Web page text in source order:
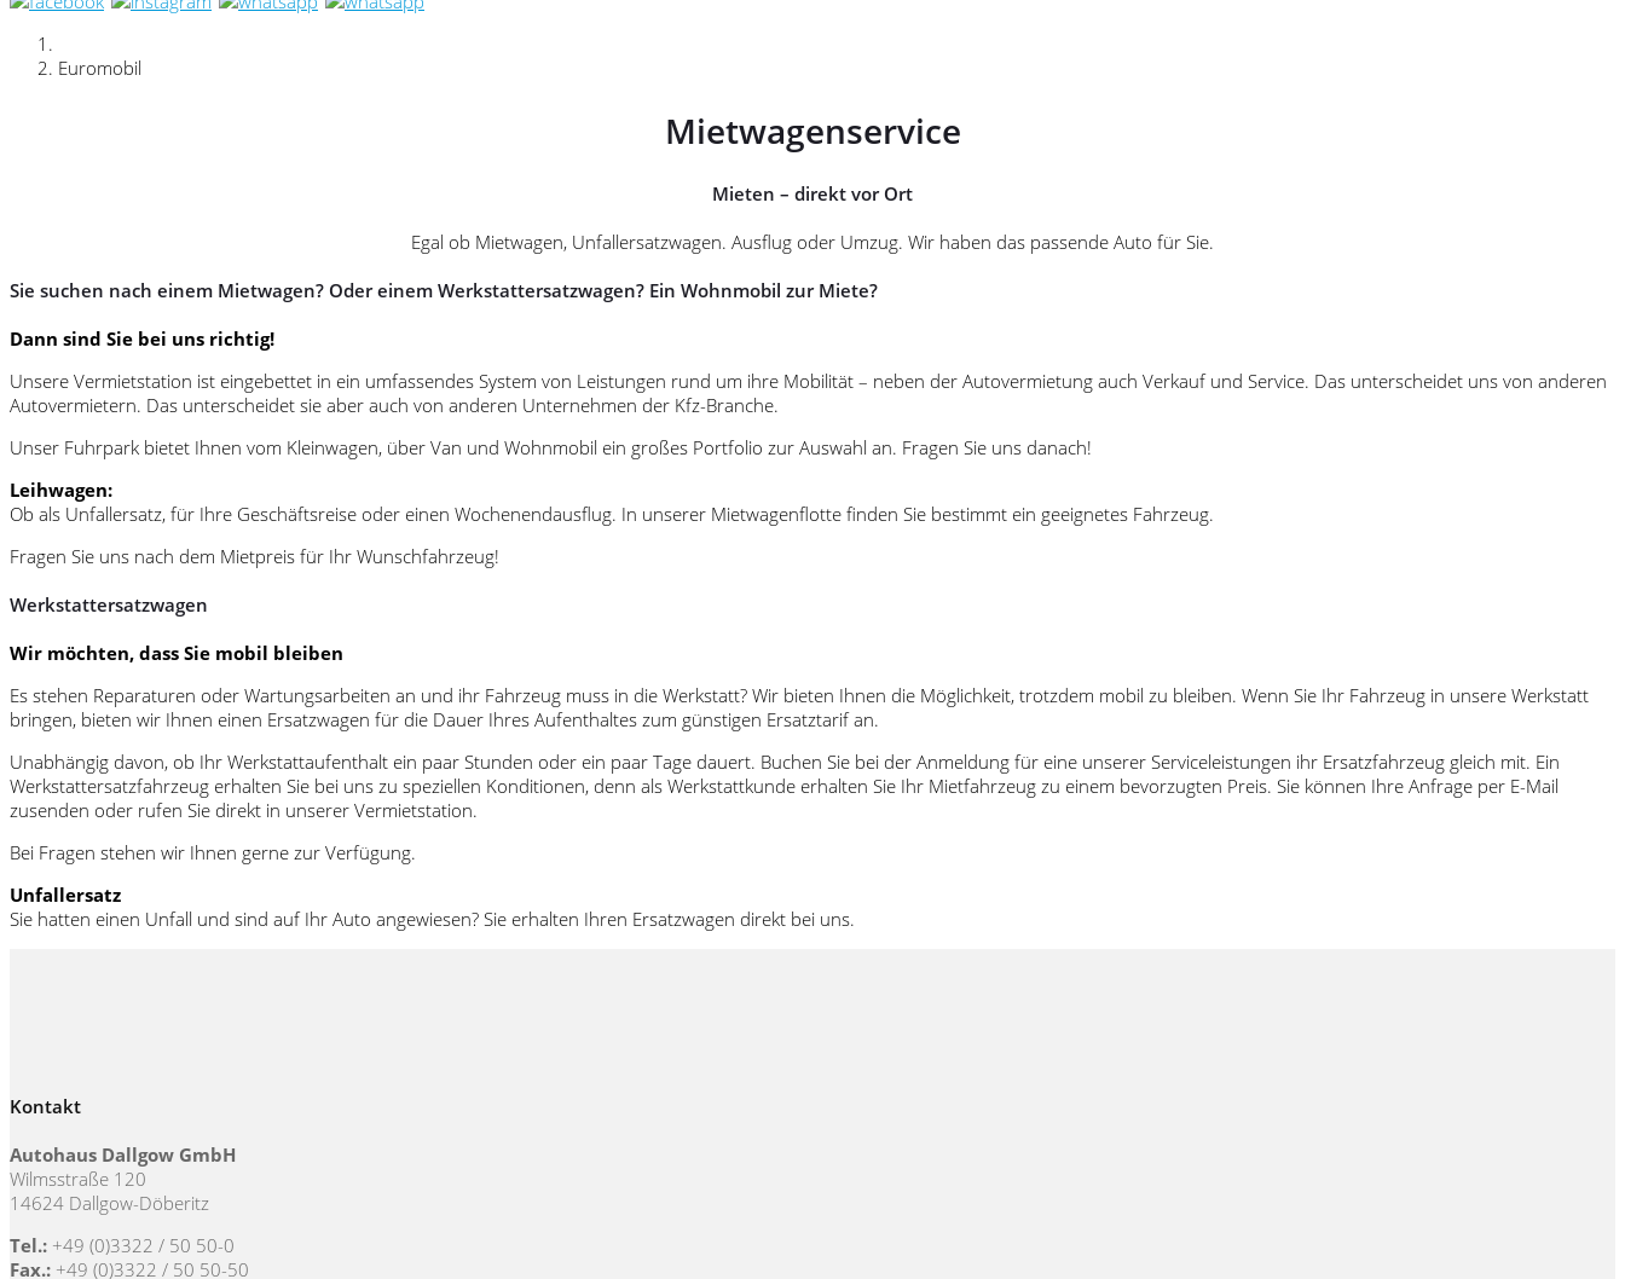
Euromobil
Mietwagenservice
Mieten – direkt vor Ort
Egal ob Mietwagen, Unfallersatzwagen. Ausflug oder Umzug. Wir haben das passende Auto für Sie.
Sie suchen nach einem Mietwagen? Oder einem Werkstattersatzwagen? Ein Wohnmobil zur Miete?
Dann sind Sie bei uns richtig!
Unsere Vermietstation ist eingebettet in ein umfassendes System von Leistungen rund um ihre Mobilität – neben der Autovermietung auch Verkauf und Service. Das unterscheidet uns von anderen
Autovermietern. Das unterscheidet sie aber auch von anderen Unternehmen der Kfz-Branche.
Unser Fuhrpark bietet Ihnen vom Kleinwagen, über Van und Wohnmobil ein großes Portfolio zur Auswahl an. Fragen Sie uns danach!
Leihwagen:
Ob als Unfallersatz, für Ihre Geschäftsreise oder einen Wochenendausflug. In unserer Mietwagenflotte finden Sie bestimmt ein geeignetes Fahrzeug.
Fragen Sie uns nach dem Mietpreis für Ihr Wunschfahrzeug!
Werkstattersatzwagen
Wir möchten, dass Sie mobil bleiben
Es stehen Reparaturen oder Wartungsarbeiten an und ihr Fahrzeug muss in die Werkstatt? Wir bieten Ihnen die Möglichkeit, trotzdem mobil zu bleiben. Wenn Sie Ihr Fahrzeug in unsere Werkstatt
bringen, bieten wir Ihnen einen Ersatzwagen für die Dauer Ihres Aufenthaltes zum günstigen Ersatztarif an.
Unabhängig davon, ob Ihr Werkstattaufenthalt ein paar Stunden oder ein paar Tage dauert. Buchen Sie bei der Anmeldung für eine unserer Serviceleistungen ihr Ersatzfahrzeug gleich mit. Ein
Werkstattersatzfahrzeug erhalten Sie bei uns zu speziellen Konditionen, denn als Werkstattkunde erhalten Sie Ihr Mietfahrzeug zu einem bevorzugten Preis. Sie können Ihre Anfrage per E-Mail
zusenden oder rufen Sie direkt in unserer Vermietstation.
Bei Fragen stehen wir Ihnen gerne zur Verfügung.
Unfallersatz
Sie hatten einen Unfall und sind auf Ihr Auto angewiesen? Sie erhalten Ihren Ersatzwagen direkt bei uns.
Kontakt
Autohaus Dallgow GmbH
Wilmsstraße 120
14624 Dallgow-Döberitz
Tel.: +49 (0)3322 / 50 50-0
Fax.: +49 (0)3322 / 50 50-50